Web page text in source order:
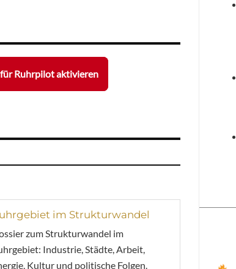
Ruhrpilot aktivieren
im Strukturwandel
zum Strukturwandel im
Industrie, Städte, Arbeit,
Kultur und politische Folgen.